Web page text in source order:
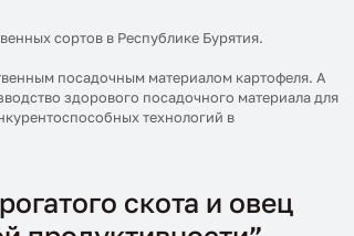
сортов в Республике Бурятия.
посадочным материалом картофеля. А
здорового посадочного материала для
технологий в
скота и овец